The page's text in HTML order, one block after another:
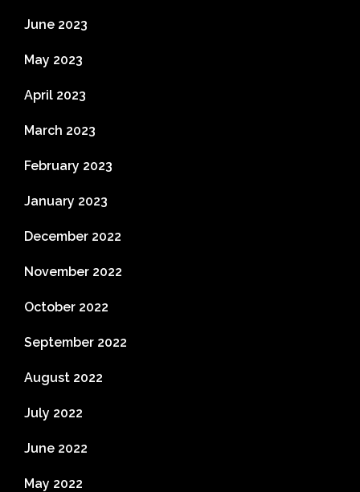
June 2023
May 2023
April 2023
March 2023
February 2023
January 2023
December 2022
November 2022
October 2022
September 2022
August 2022
July 2022
June 2022
May 2022